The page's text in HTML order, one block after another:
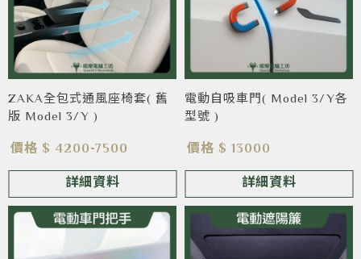
ZAKA全包式通風座椅套( 舊
版 Model 3/Y )
價格 $ 4200-7500
詳細資料
電動自吸車門( Model 3/Y各
型號 )
價格 $ 13000
詳細資料